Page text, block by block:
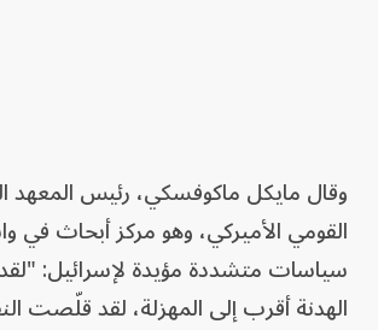
وقال مايكل ماكوفسكي، رئيس المعهد
القومي الأميركي، وهو مركز أبحاث في
سياسات متشددة مؤيدة لإسرائيل:
الهدنة أقرب إلى المهزلة، لقد قلّصت